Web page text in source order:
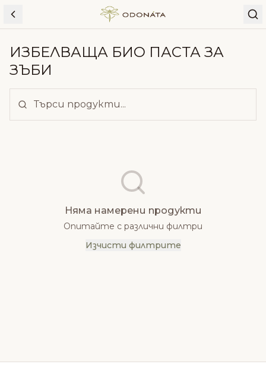
Skip to content
ИЗБЕЛВАЩА БИО ПАСТА ЗА
ЗЪБИ
Няма намерени продукти
Опитайте с различни филтри
Изчисти филтрите